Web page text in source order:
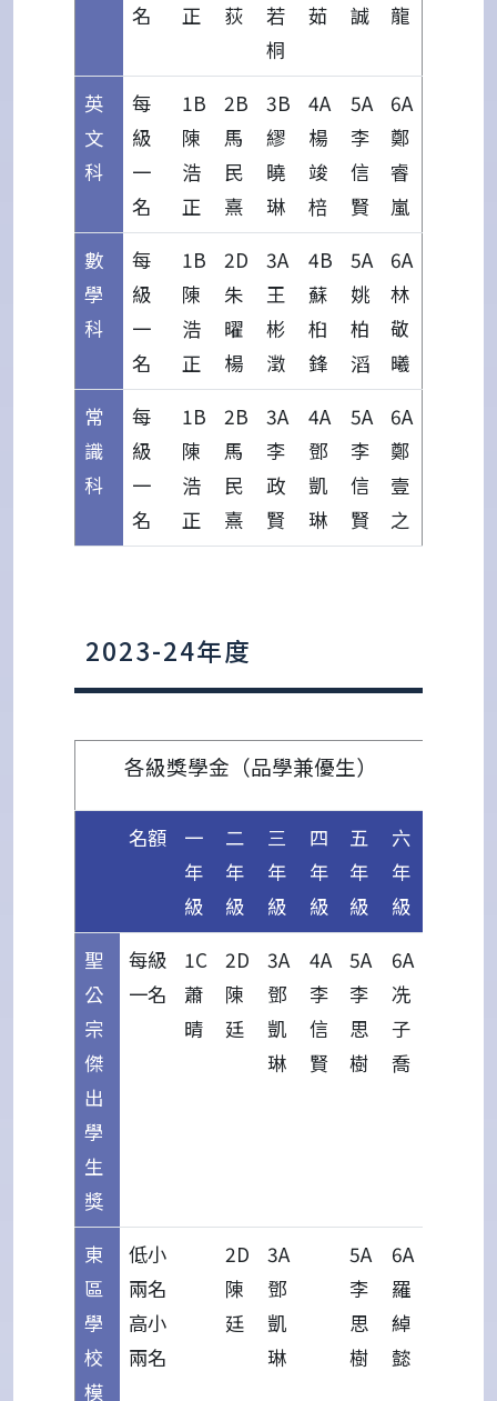
名
正
荻
若
桐
茹
誠
龍
英
文
科
每
級
一
名
1B
陳
浩
正
2B
馬
民
熹
3B
繆
曉
琳
4A
楊
竣
棓
5A
李
信
賢
6A
鄭
睿
嵐
數
學
科
每
級
一
名
1B
陳
浩
正
2D
朱
曜
楊
3A
王
彬
澂
4B
蘇
桕
鋒
5A
姚
柏
滔
6A
林
敬
曦
常
識
科
每
級
一
名
1B
陳
浩
正
2B
馬
民
熹
3A
李
政
賢
4A
鄧
凱
琳
5A
李
信
賢
6A
鄭
壹
之
2023-24年度
各級獎學金（品學兼優生）
名額
一
年
級
二
年
級
三
年
級
四
年
級
五
年
級
六
年
級
聖
公
宗
傑
出
學
生
獎
每級
一名
1C
蕭
晴
2D
陳
廷
3A
鄧
凱
琳
4A
李
信
賢
5A
李
思
樹
6A
冼
子
喬
東
區
學
校
模
低小
兩名
高小
兩名
2D
陳
廷
3A
鄧
凱
琳
5A
李
思
樹
6A
羅
綽
懿